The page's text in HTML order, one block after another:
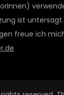
ist untersagt.
freue ich